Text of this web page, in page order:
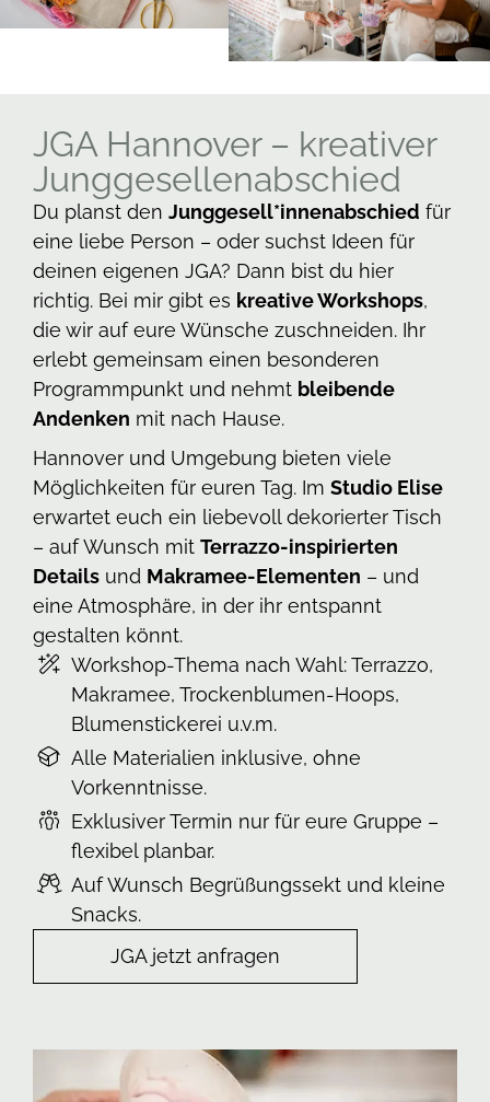
JGA Hannover – kreativer
Junggesellenabschied
Du planst den Junggesell*innenabschied für
eine liebe Person – oder suchst Ideen für
deinen eigenen JGA? Dann bist du hier
richtig. Bei mir gibt es kreative Workshops,
die wir auf eure Wünsche zuschneiden. Ihr
erlebt gemeinsam einen besonderen
Programmpunkt und nehmt bleibende
Andenken mit nach Hause.
Hannover und Umgebung bieten viele
Möglichkeiten für euren Tag. Im Studio Elise
erwartet euch ein liebevoll dekorierter Tisch
– auf Wunsch mit Terrazzo-inspirierten
Details und Makramee-Elementen – und
eine Atmosphäre, in der ihr entspannt
gestalten könnt.
Workshop-Thema nach Wahl: Terrazzo,
Makramee, Trockenblumen-Hoops,
Blumenstickerei u.v.m.
Alle Materialien inklusive, ohne
Vorkenntnisse.
Exklusiver Termin nur für eure Gruppe –
flexibel planbar.
Auf Wunsch Begrüßungssekt und kleine
Snacks.
JGA jetzt anfragen